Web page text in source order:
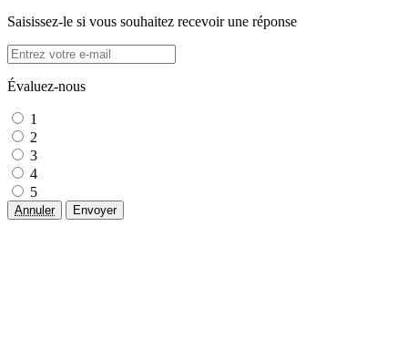
Saisissez-le si vous souhaitez recevoir une réponse
Évaluez-nous
1
2
3
4
5
Annuler Envoyer